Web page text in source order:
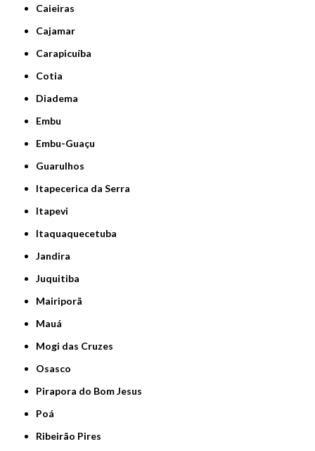
Caieiras
Cajamar
Carapicuíba
Cotia
Diadema
Embu
Embu-Guaçu
Guarulhos
Itapecerica da Serra
Itapevi
Itaquaquecetuba
Jandira
Juquitiba
Mairiporã
Mauá
Mogi das Cruzes
Osasco
Pirapora do Bom Jesus
Poá
Ribeirão Pires